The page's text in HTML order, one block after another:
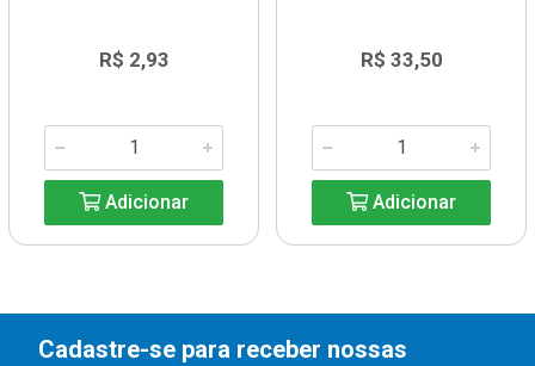
R$ 2,93
Adicionar
R$ 33,50
Adicionar
Cadastre-se para receber nossas